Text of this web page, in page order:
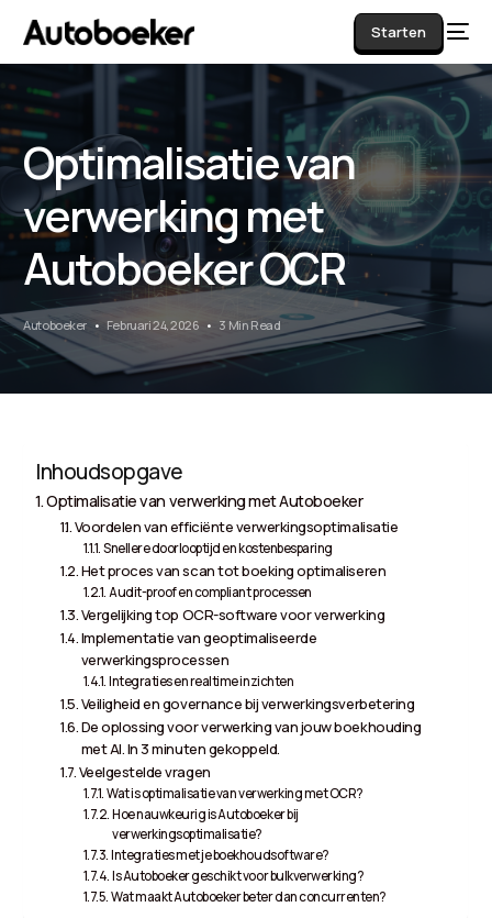
Starten
Optimalisatie van
verwerking met
Autoboeker OCR
Autoboeker Februari 24, 2026 3 Min Read
Inhoudsopgave
Optimalisatie van verwerking met Autoboeker
Voordelen van efficiënte verwerkingsoptimalisatie
Snellere doorlooptijd en kostenbesparing
Het proces van scan tot boeking optimaliseren
Audit-proof en compliant processen
Vergelijking top OCR-software voor verwerking
Implementatie van geoptimaliseerde
verwerkingsprocessen
Integraties en realtime inzichten
Veiligheid en governance bij verwerkingsverbetering
De oplossing voor verwerking van jouw boekhouding
met AI. In 3 minuten gekoppeld.
Veelgestelde vragen
Wat is optimalisatie van verwerking met OCR?
Hoe nauwkeurig is Autoboeker bij
verwerkingsoptimalisatie?
Integraties met je boekhoudsoftware?
Is Autoboeker geschikt voor bulkverwerking?
Wat maakt Autoboeker beter dan concurrenten?
AI